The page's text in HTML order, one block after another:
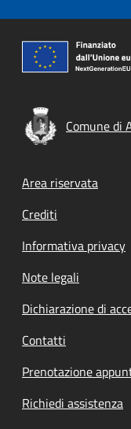
Comune di
Footer
Area riservata
Crediti
Informativa privacy
Note legali
Dichiarazione di
Contatti
Prenotazione
Richiedi assistenza